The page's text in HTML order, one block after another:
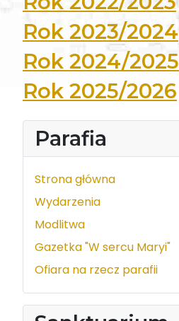
Parafia
Strona główna
Wydarzenia
Modlitwa
Gazetka "W sercu Maryi"
Ofiara na rzecz parafii
Rok 2023/2024
Rok 2024/2025
Rok 2025/2026